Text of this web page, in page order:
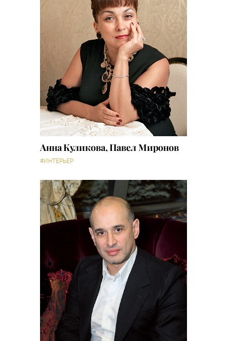
Анна Куликова, Павел Миронов
#ИНТЕРЬЕР